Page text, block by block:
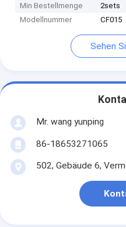
Min Bestellmenge
2sets
Modellnummer
CF015
Sehen
Mr. wang yunping
86-18653271065
502, Gebäude 6,